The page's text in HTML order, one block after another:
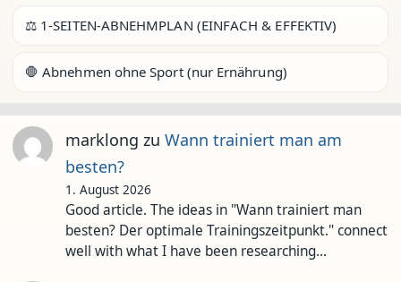
⚖️ 1-SEITEN-ABNEHMPLAN (EINFACH & EFFEKTIV)
🛑 Abnehmen ohne Sport (nur Ernährung)
marklong zu Wann trainiert man am
besten?
1. August 2026
Good article. The ideas in "Wann trainiert man
besten? Der optimale Trainingszeitpunkt." connect
well with what I have been researching…